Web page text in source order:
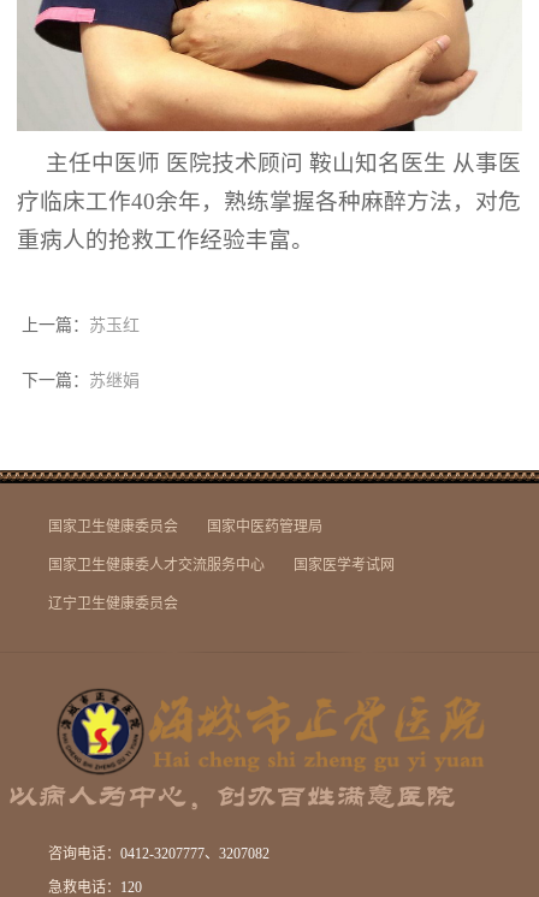
主任中医师 医院技术顾问 鞍山知名医生 从事医
疗临床工作40余年，熟练掌握各种麻醉方法，对危
重病人的抢救工作经验丰富。
上一篇： 苏玉红
下一篇： 苏继娟
国家卫生健康委员会 国家中医药管理局
国家卫生健康委人才交流服务中心 国家医学考试网
辽宁卫生健康委员会
咨询电话：0412-3207777、3207082
急救电话： 120